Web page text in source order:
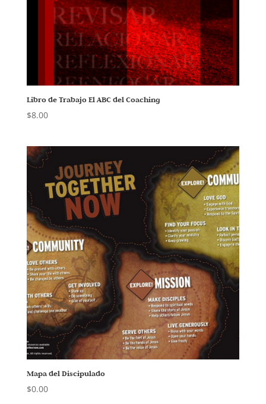
Libro de Trabajo El ABC del Coaching
$8.00
Mapa del Discipulado
$0.00